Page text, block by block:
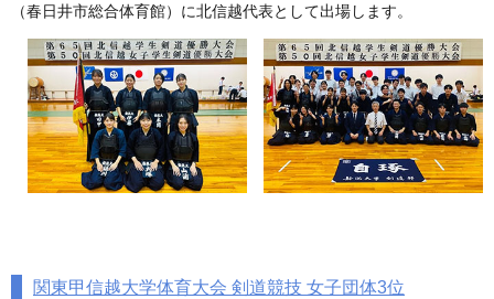
（春日井市総合体育館）に北信越代表として出場します。
関東甲信越大学体育大会 剣道競技 女子団体3位